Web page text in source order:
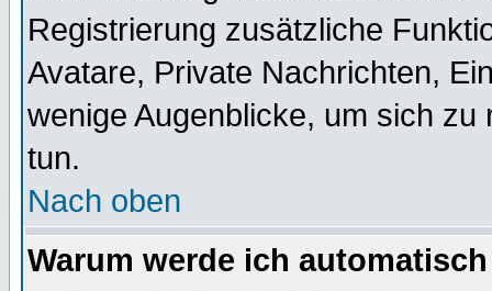
Registrierung zusätzliche
Avatare, Private Nachrichten,
wenige Augenblicke, um sich
tun.
Nach oben
Warum werde ich